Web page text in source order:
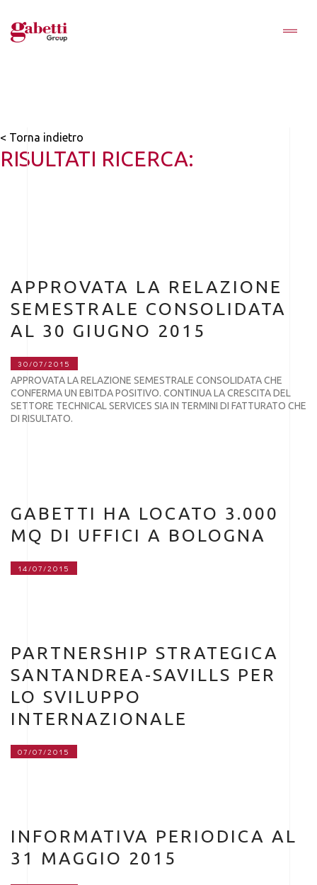
< Torna indietro
RISULTATI RICERCA:
APPROVATA LA RELAZIONE
SEMESTRALE CONSOLIDATA
AL 30 GIUGNO 2015
30/07/2015
APPROVATA LA RELAZIONE SEMESTRALE CONSOLIDATA CHE
CONFERMA UN EBITDA POSITIVO. CONTINUA LA CRESCITA DEL
SETTORE TECHNICAL SERVICES SIA IN TERMINI DI FATTURATO CHE
DI RISULTATO.
GABETTI HA LOCATO 3.000
MQ DI UFFICI A BOLOGNA
14/07/2015
PARTNERSHIP STRATEGICA
SANTANDREA-SAVILLS PER
LO SVILUPPO
INTERNAZIONALE
07/07/2015
INFORMATIVA PERIODICA AL
31 MAGGIO 2015